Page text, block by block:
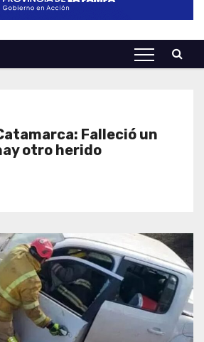
Falleció un
otro herido